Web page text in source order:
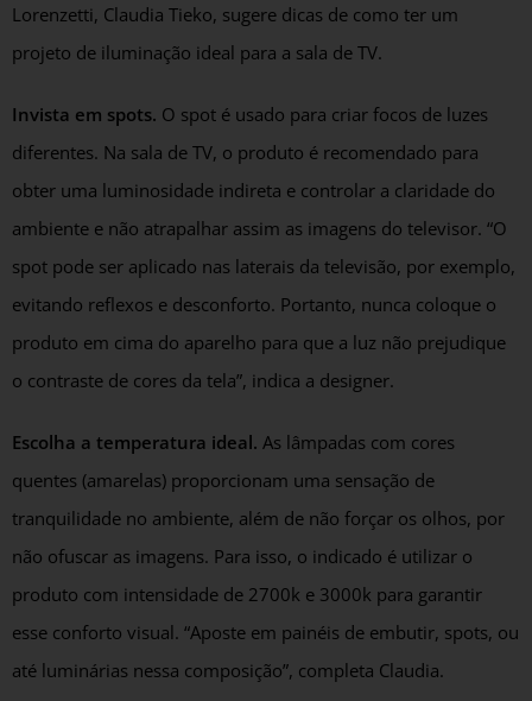
Lorenzetti, Claudia Tieko, sugere dicas de como ter um
projeto de iluminação ideal para a sala de TV.
Invista em spots. O spot é usado para criar focos de luzes
diferentes. Na sala de TV, o produto é recomendado para
obter uma luminosidade indireta e controlar a claridade do
ambiente e não atrapalhar assim as imagens do televisor. “O
spot pode ser aplicado nas laterais da televisão, por exemplo,
evitando reflexos e desconforto. Portanto, nunca coloque o
produto em cima do aparelho para que a luz não prejudique
o contraste de cores da tela”, indica a designer.
Escolha a temperatura ideal. As lâmpadas com cores
quentes (amarelas) proporcionam uma sensação de
tranquilidade no ambiente, além de não forçar os olhos, por
não ofuscar as imagens. Para isso, o indicado é utilizar o
produto com intensidade de 2700k e 3000k para garantir
esse conforto visual. “Aposte em painéis de embutir, spots, ou
até luminárias nessa composição”, completa Claudia.